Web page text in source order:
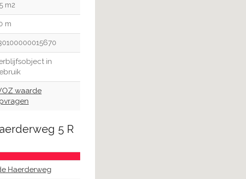
m2
m
in
waarde
5 R
Haerderweg